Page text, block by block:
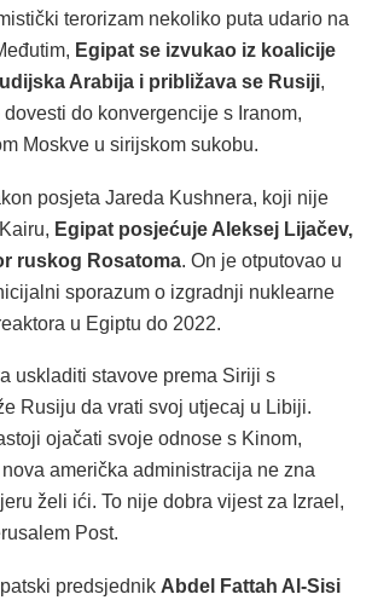
terorizam nekoliko puta udario na
Egipat se izvukao iz koalicije
Arabija i približava se Rusiji,
do konvergencije s Iranom,
Moskve u sirijskom sukobu.
posjeta Jareda Kushnera, koji nije
Egipat posjećuje Aleksej Lijačev,
ruskog Rosatoma. On je otputovao u
sporazum o izgradnji nuklearne
u Egiptu do 2022.
uskladiti stavove prema Siriji s
Rusiju da vrati svoj utjecaj u Libiji.
ojačati svoje odnose s Kinom,
američka administracija ne zna
želi ići. To nije dobra vijest za Izrael,
Post.
predsjednik Abdel Fattah Al-Sisi